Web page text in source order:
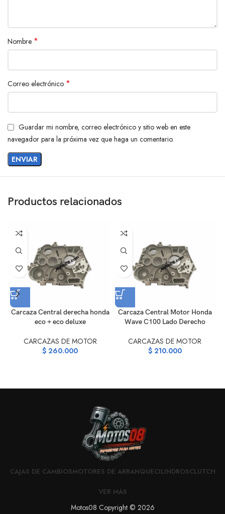
Nombre *
Correo electrónico *
Guardar mi nombre, correo electrónico y sitio web en este
navegador para la próxima vez que haga un comentario.
Productos relacionados
Carcaza Central derecha honda
eco + eco deluxe
CARCAZAS DE MOTOR
$ 260.000
Carcaza Central Motor Honda
Wave C100 Lado Derecho
CARCAZAS DE MOTOR
$210.000
CAJAS DE CAMBIOSMOTORES DE ARRANQUECILINDROSCLUTCH
VER MÁS
Motos08 Copyright © 2026